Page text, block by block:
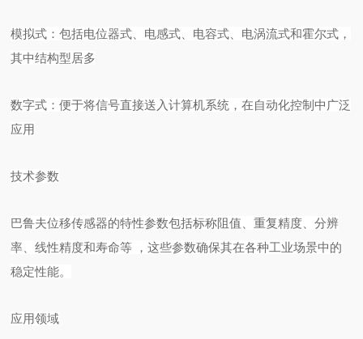
模拟式：包括电位器式、电感式、电容式、电涡流式和霍尔式，
其中结构型居多
数字式：便于将信号直接送入计算机系统，在自动化控制中广泛
应用
技术参数
巴鲁夫位移传感器的特性参数包括标称阻值、重复精度、分辨
率、线性精度和寿命等 ，这些参数确保其在各种工业场景中的
稳定性能。
应用领域